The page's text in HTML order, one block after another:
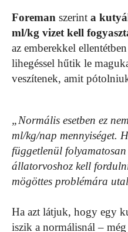
Foreman szerint a
ml/kg vizet kell
az emberekkel
lihegéssel hűtik le
veszítenek, amit
„Normális esetben ez
ml/kg/nap mennyiséget.
függetlenül
állatorvoshoz kell
mögöttes problémára
Ha azt látjuk, hogy egy
iszik a normálisnál –